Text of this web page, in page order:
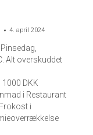
4. april 2024
Alt overskuddet
DKK
i Restaurant
i